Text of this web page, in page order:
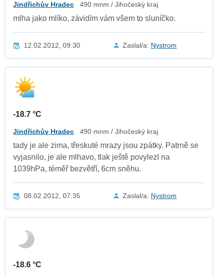
Jindřichův Hradec 490 mnm / Jihočeský kraj
mlha jako mlíko, závidím vám všem to sluníčko.
12.02.2012, 09:30 Zaslal/a: Nystrom
-18.7 °C
Jindřichův Hradec 490 mnm / Jihočeský kraj
tady je ale zima, třeskuté mrazy jsou zpátky. Patrně se
vyjasnilo, je ale mlhavo, tlak ještě povylezl na
1039hPa, téměř bezvětří, 6cm sněhu.
08.02.2012, 07:35 Zaslal/a: Nystrom
-18.6 °C